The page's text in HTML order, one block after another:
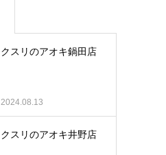
クスリのアオキ鍋田店
2024.08.13
クスリのアオキ井野店